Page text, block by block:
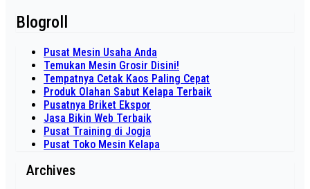
Blogroll
Pusat Mesin Usaha Anda
Temukan Mesin Grosir Disini!
Tempatnya Cetak Kaos Paling Cepat
Produk Olahan Sabut Kelapa Terbaik
Pusatnya Briket Ekspor
Jasa Bikin Web Terbaik
Pusat Training di Jogja
Pusat Toko Mesin Kelapa
Archives